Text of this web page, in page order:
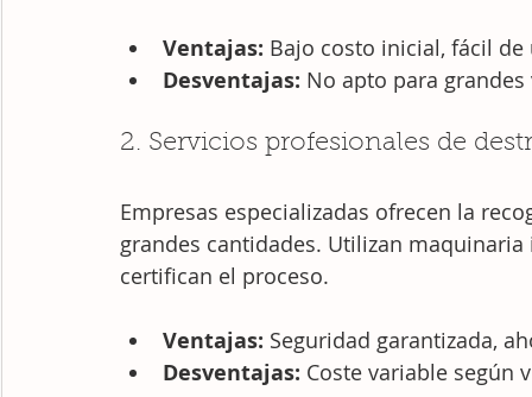
Ventajas: Bajo costo inicial, fácil de
Desventajas: No apto para
2. Servicios profesionales de
Empresas especializadas ofrecen la
grandes cantidades. Utilizan
certifican el proceso.
Ventajas: Seguridad garantizada,
Desventajas: Coste variable según